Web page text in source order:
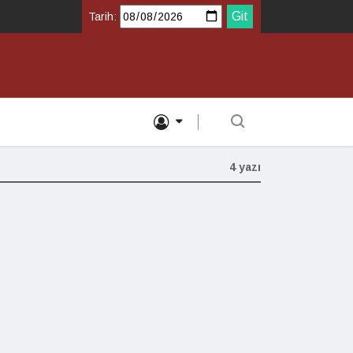
Tarih:
4 yazı